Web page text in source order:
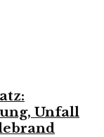
Unfall